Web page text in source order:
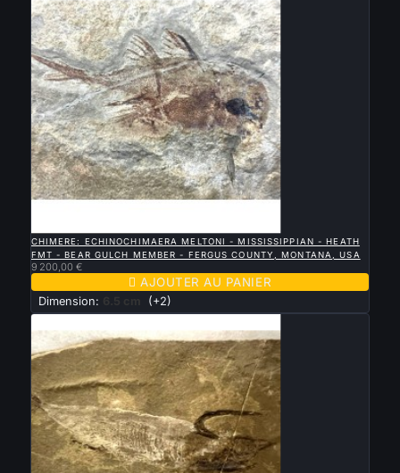
CHIMERE: ECHINOCHIMAERA MELTONI - MISSISSIPPIAN - HEATH
FMT - BEAR GULCH MEMBER - FERGUS COUNTY, MONTANA, USA
9 200,00 €
 AJOUTER AU PANIER
Dimension: 6.5 cm (+2)